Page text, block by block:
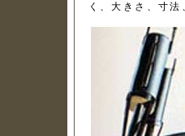
く、大きさ、寸